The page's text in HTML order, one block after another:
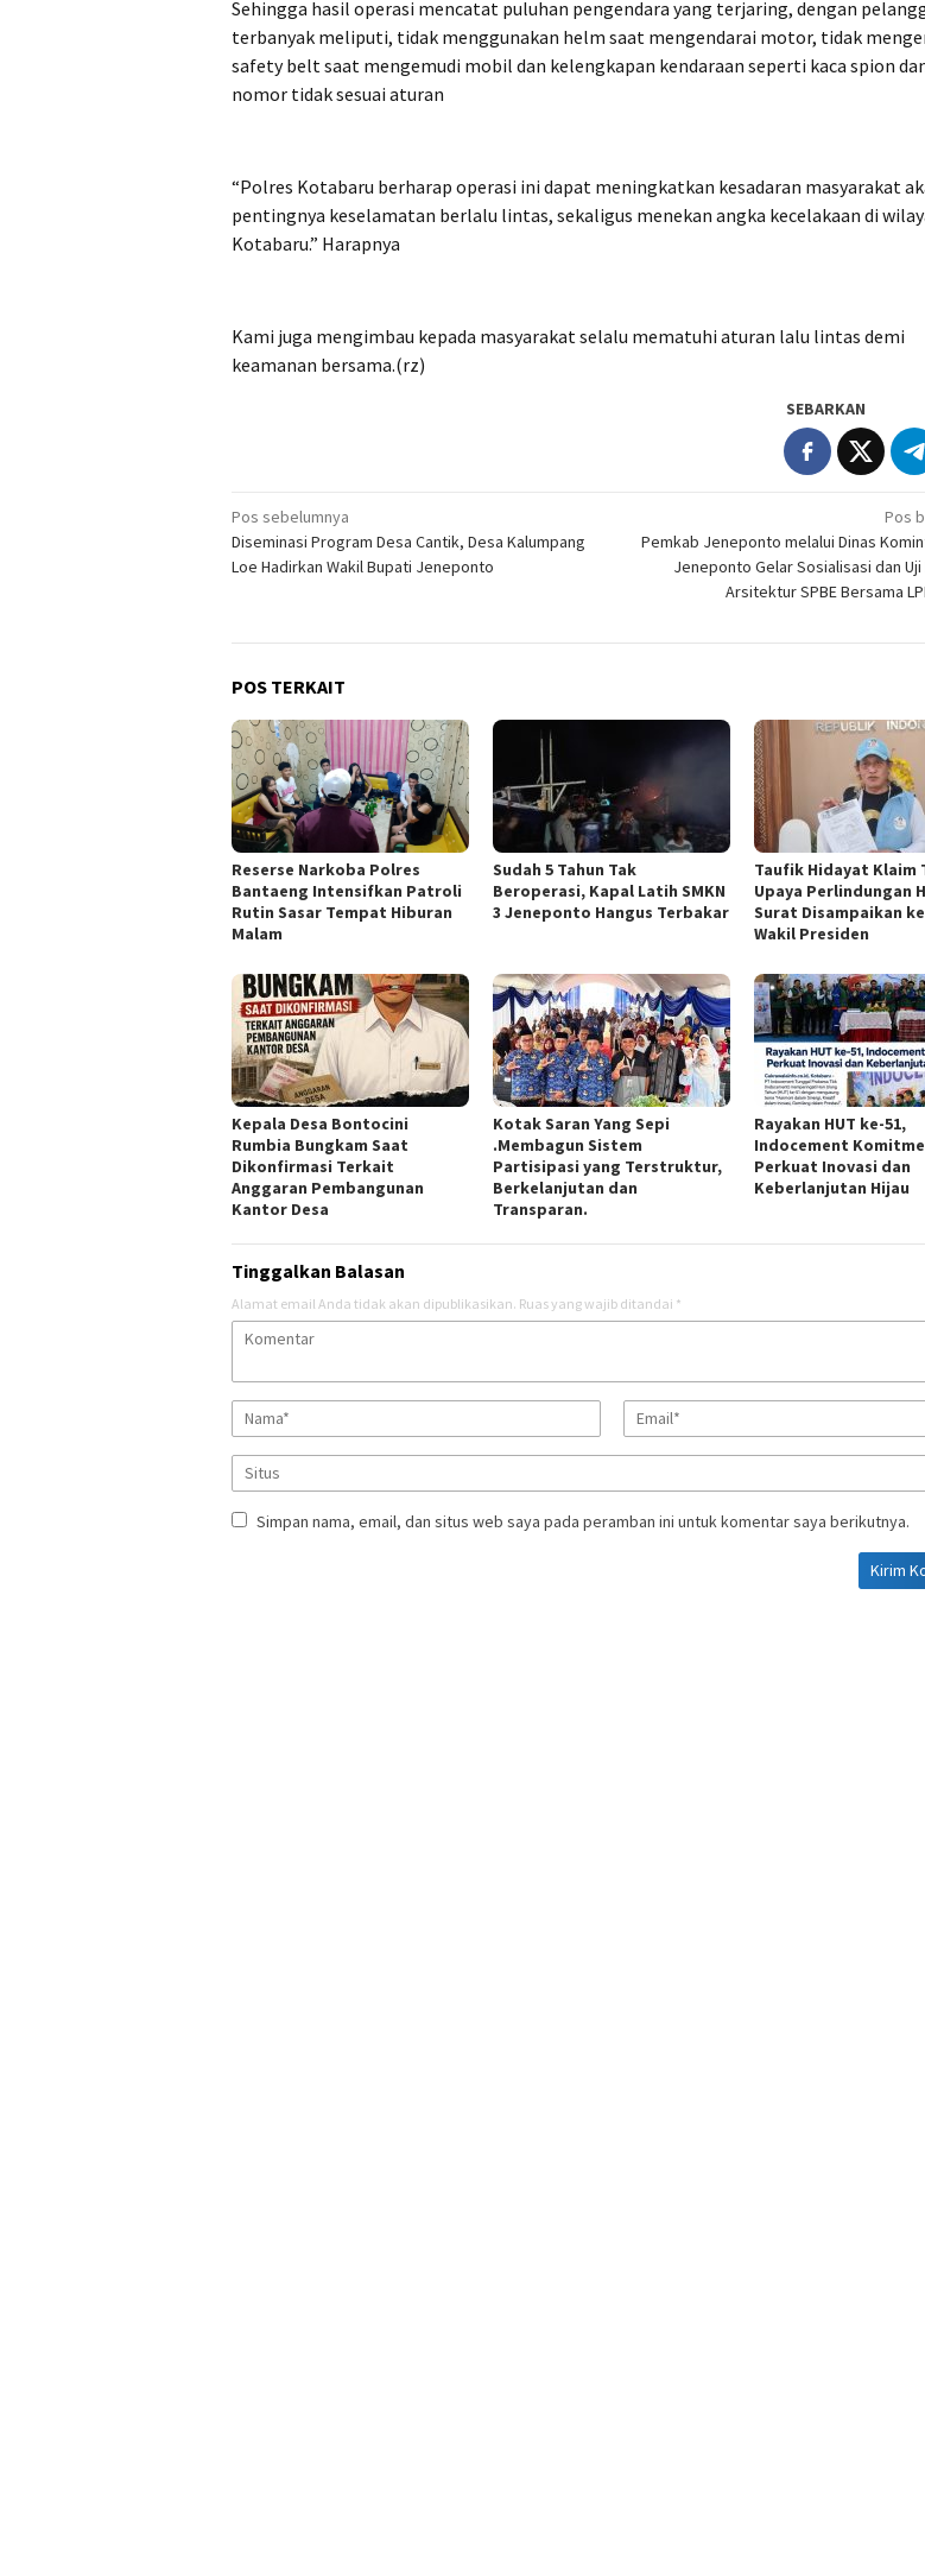
Sehingga hasil operasi mencatat puluhan pengendara yang terjaring, dengan
terbanyak meliputi, tidak menggunakan helm saat mengendarai motor, tidak
safety belt saat mengemudi mobil dan kelengkapan kendaraan seperti kaca spion
nomor tidak sesuai aturan
“Polres Kotabaru berharap operasi ini dapat meningkatkan kesadaran masyarakat
pentingnya keselamatan berlalu lintas, sekaligus menekan angka kecelakaan di
Kotabaru.” Harapnya
Kami juga mengimbau kepada masyarakat selalu mematuhi aturan lalu lintas demi
keamanan bersama.(rz)
SEBARKAN
Navigasi
pos
Pos sebelumnya
Diseminasi Program Desa Cantik, Desa Kalumpang
Loe Hadirkan Wakil Bupati Jeneponto
Pos
Pemkab Jeneponto melalui Dinas
Jeneponto Gelar Sosialisasi dan Uji
Arsitektur SPBE Bersama
POS TERKAIT
Reserse Narkoba Polres
Bantaeng Intensifkan Patroli
Rutin Sasar Tempat Hiburan
Malam
Sudah 5 Tahun Tak
Beroperasi, Kapal Latih SMKN
3 Jeneponto Hangus Terbakar
Taufik Hidayat Klaim
Upaya Perlindungan
Surat Disampaikan
Wakil Presiden
Kepala Desa Bontocini
Rumbia Bungkam Saat
Dikonfirmasi Terkait
Anggaran Pembangunan
Kantor Desa
Kotak Saran Yang Sepi
.Membagun Sistem
Partisipasi yang Terstruktur,
Berkelanjutan dan
Transparan.
Rayakan HUT ke-51,
Indocement
Perkuat Inovasi dan
Keberlanjutan Hijau
Tinggalkan Balasan
Alamat email Anda tidak akan dipublikasikan. Ruas yang wajib ditandai *
Simpan nama, email, dan situs web saya pada peramban ini untuk komentar saya berikutnya.